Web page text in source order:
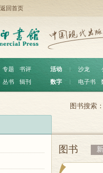
返回首页
专题
书评
丛书 辑刊
活动 沙龙
数字
电子书
图书搜索：
图书